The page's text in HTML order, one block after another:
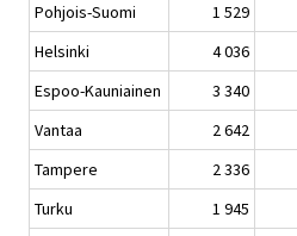
Pohjois-Suomi
1 529
Helsinki
4 036
Espoo-Kauniainen
3 340
Vantaa
2 642
Tampere
2 336
Turku
1 945